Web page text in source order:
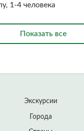
1-4 человека
Показать все
Экскурсии
Города